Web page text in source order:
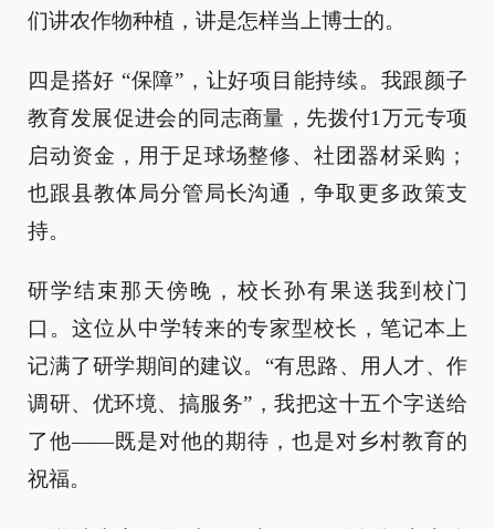
们讲农作物种植，讲是怎样当上博士的。
四是搭好 “保障”，让好项目能持续。我跟颜子
教育发展促进会的同志商量，先拨付1万元专项
启动资金，用于足球场整修、社团器材采购；
也跟县教体局分管局长沟通，争取更多政策支
持。
研学结束那天傍晚，校长孙有果送我到校门
口。这位从中学转来的专家型校长，笔记本上
记满了研学期间的建议。“有思路、用人才、作
调研、优环境、搞服务”，我把这十五个字送给
了他——既是对他的期待，也是对乡村教育的
祝福。